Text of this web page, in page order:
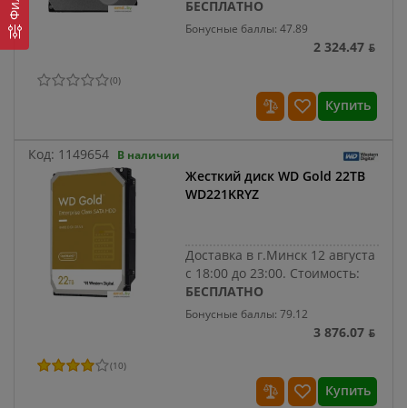
БЕСПЛАТНО
Бонусные баллы: 47.89
2 324.47 ƃ
(0)
Купить
Код: 1149654 В наличии
Жесткий диск WD Gold 22TB
WD221KRYZ
Доставка в г.Минск 12 августа
с 18:00 до 23:00. Стоимость:
БЕСПЛАТНО
Бонусные баллы: 79.12
3 876.07 ƃ
(10)
Купить